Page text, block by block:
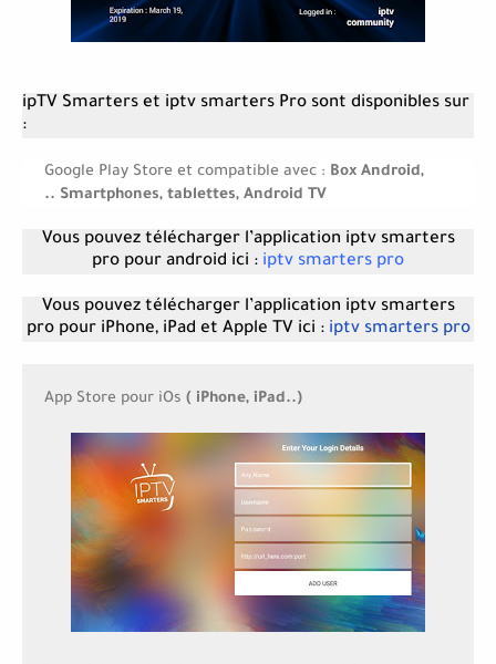
ipTV Smarters et iptv smarters Pro sont disponibles sur
:
Google Play Store et compatible avec : Box Android,
Smartphones, tablettes, Android TV ..
Vous pouvez télécharger l’application iptv smarters
pro pour android ici : iptv smarters pro
Vous pouvez télécharger l’application iptv smarters
propour iPhone, iPad et Apple TV ici : iptv smarters pro
App Store pour iOs ( iPhone, iPad..)